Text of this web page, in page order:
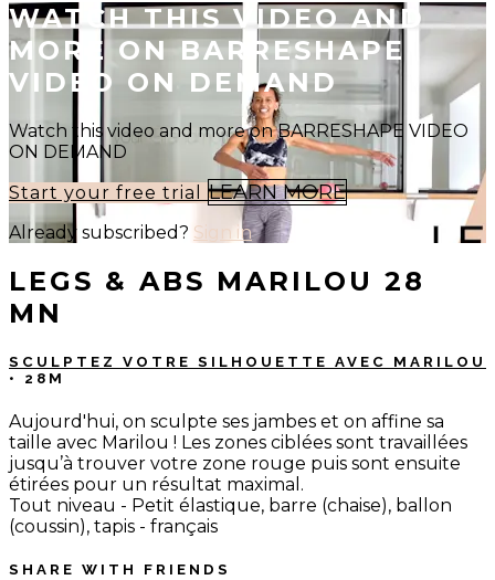
WATCH THIS VIDEO AND
MORE ON BARRESHAPE
VIDEO ON DEMAND
Watch this video and more on BARRESHAPE VIDEO
ON DEMAND
Start your free trial LEARN MORE
Already subscribed? Sign in
LEGS & ABS MARILOU 28
MN
SCULPTEZ VOTRE SILHOUETTE AVEC MARILOU
• 28M
Aujourd'hui, on sculpte ses jambes et on affine sa
taille avec Marilou ! Les zones ciblées sont travaillées
jusqu’à trouver votre zone rouge puis sont ensuite
étirées pour un résultat maximal.
Tout niveau - Petit élastique, barre (chaise), ballon
(coussin), tapis - français
SHARE WITH FRIENDS